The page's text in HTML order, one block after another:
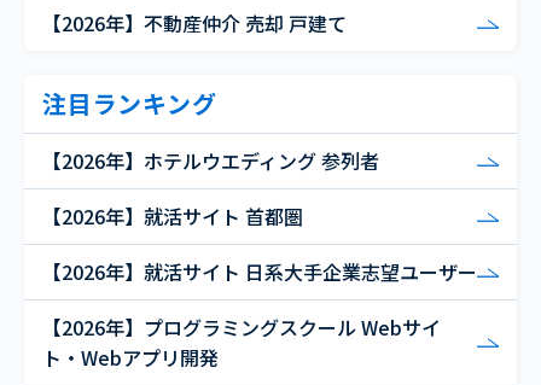
【2026年】不動産仲介 売却 戸建て
注目ランキング
【2026年】ホテルウエディング 参列者
【2026年】就活サイト 首都圏
【2026年】就活サイト 日系大手企業志望ユーザー
【2026年】プログラミングスクール Webサイ
ト・Webアプリ開発